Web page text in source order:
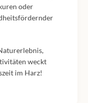
oder
weckt
im Harz!